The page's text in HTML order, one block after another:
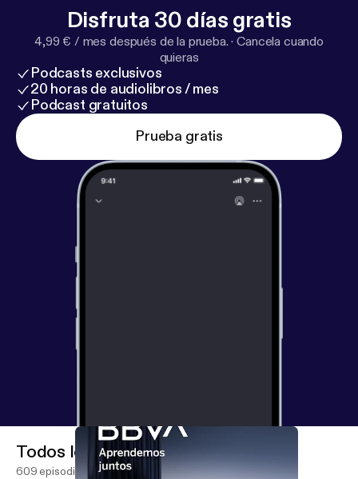
qué necesita tu cuerpo para estar sano y adecuar el
estilo de vida para gozar así de una buena salud.
Disfruta 30 días gratis
4,99 € / mes después de la prueba. ·Cancela cuando
quieras
Podcasts exclusivos
20 horas de audiolibros / mes
Podcast gratuitos
Prueba gratis
Todos los episodios
609 episodios